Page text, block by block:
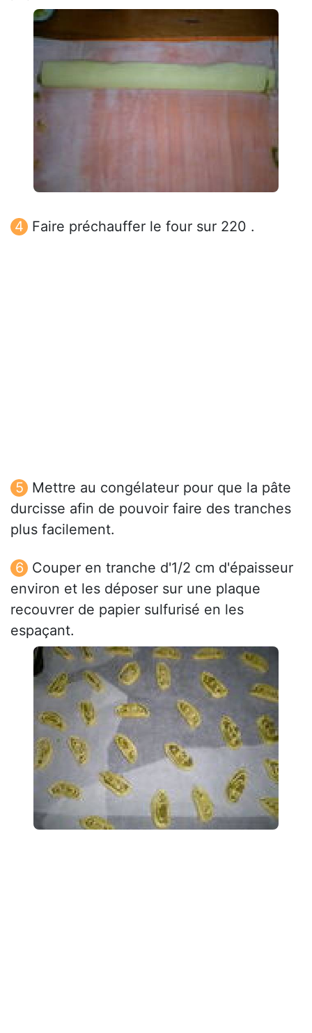
Faire préchauffer le four sur 220 .
Mettre au congélateur pour que la pâte
durcisse afin de pouvoir faire des tranches
plus facilement.
Couper en tranche d'1/2 cm d'épaisseur
environ et les déposer sur une plaque
recouvrer de papier sulfurisé en les
espaçant.